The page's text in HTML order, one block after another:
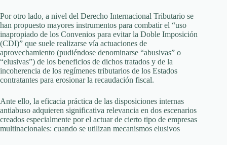
Por otro lado, a nivel del Derecho Internacional Tributario se
han propuesto mayores instrumentos para combatir el “uso
inapropiado de los Convenios para evitar la Doble Imposición
(CDI)” que suele realizarse vía actuaciones de
aprovechamiento (pudiéndose denominarse “abusivas” o
“elusivas”) de los beneficios de dichos tratados y de la
incoherencia de los regímenes tributarios de los Estados
contratantes para erosionar la recaudación fiscal.
Ante ello, la eficacia práctica de las disposiciones internas
antiabuso adquieren significativa relevancia en dos escenarios
creados especialmente por el actuar de cierto tipo de empresas
multinacionales: cuando se utilizan mecanismos elusivos